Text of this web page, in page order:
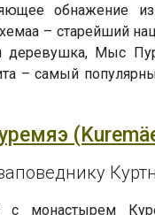
обнажение
– старейший
деревушка, Мыс
– самый
монастырем